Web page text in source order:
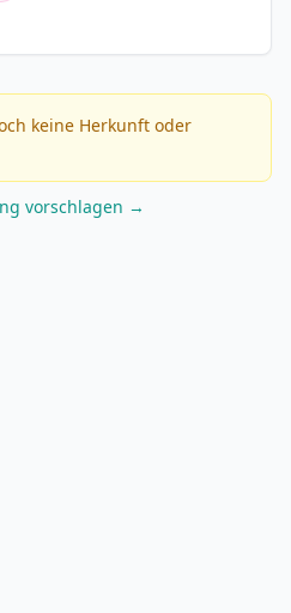
keine Herkunft oder
vorschlagen →